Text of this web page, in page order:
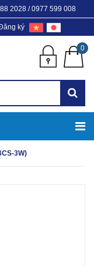
2028 / 0977 599 008
ký
0
3W)